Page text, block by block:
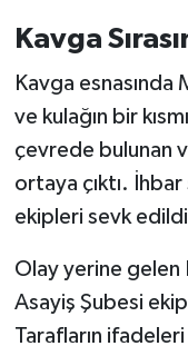
Kavga
Kavga esnasında
ve kulağın bir
çevrede bulunan
ortaya çıktı.
ekipleri sevk
Olay yerine gelen
Asayiş Şubesi
Tarafların ifadeleri